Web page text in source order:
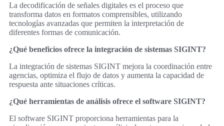
La decodificación de señales digitales es el proceso que
transforma datos en formatos comprensibles, utilizando
tecnologías avanzadas que permiten la interpretación de
diferentes formas de comunicación.
¿Qué beneficios ofrece la integración de sistemas SIGINT?
La integración de sistemas SIGINT mejora la coordinación entre
agencias, optimiza el flujo de datos y aumenta la capacidad de
respuesta ante situaciones críticas.
¿Qué herramientas de análisis ofrece el software SIGINT?
El software SIGINT proporciona herramientas para la